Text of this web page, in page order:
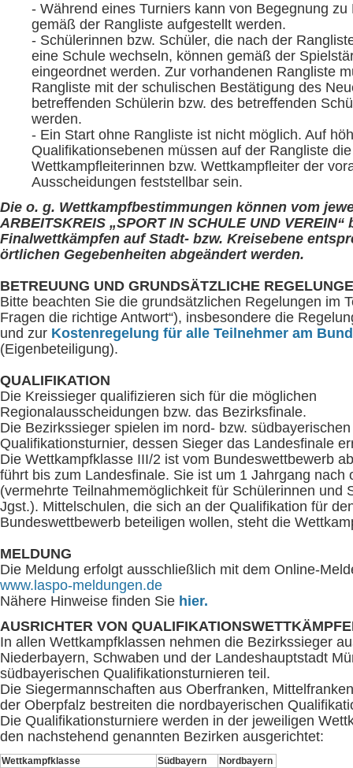
- Während eines Turniers kann von Begegnung zu
gemäß der Rangliste aufgestellt werden.
- Schülerinnen bzw. Schüler, die nach der
eine Schule wechseln, können gemäß der
eingeordnet werden. Zur vorhandenen Rangliste
Rangliste mit der schulischen Bestätigung des
betreffenden Schülerin bzw. des betreffenden
werden.
- Ein Start ohne Rangliste ist nicht möglich. Auf
Qualifikationsebenen müssen auf der Rangliste
Wettkampfleiterinnen bzw. Wettkampfleiter der
Ausscheidungen feststellbar sein.
Die o. g. Wettkampfbestimmungen können vom
ARBEITSKREIS „SPORT IN SCHULE UND VEREIN“
Finalwettkämpfen auf Stadt- bzw. Kreisebene
örtlichen Gegebenheiten abgeändert werden.
BETREUUNG UND GRUNDSÄTZLICHE
Bitte beachten Sie die grundsätzlichen Regelungen im
Fragen die richtige Antwort“), insbesondere die
und zur Kostenregelung für alle Teilnehmer am
(Eigenbeteiligung).
QUALIFIKATION
Die Kreissieger qualifizieren sich für die möglichen
Regionalausscheidungen bzw. das Bezirksfinale.
Die Bezirkssieger spielen im nord- bzw. südbayerischen
Qualifikationsturnier, dessen Sieger das Landesfinale
Die Wettkampfklasse III/2 ist vom Bundeswettbewerb
führt bis zum Landesfinale. Sie ist um 1 Jahrgang nach
(vermehrte Teilnahmemöglichkeit für Schülerinnen und
Jgst.). Mittelschulen, die sich an der Qualifikation für
Bundeswettbewerb beteiligen wollen, steht die
MELDUNG
Die Meldung erfolgt ausschließlich mit dem Online-
www.laspo-meldungen.de
Nähere Hinweise finden Sie hier.
AUSRICHTER VON
In allen Wettkampfklassen nehmen die Bezirkssieger
Niederbayern, Schwaben und der Landeshauptstadt
südbayerischen Qualifikationsturnieren teil.
Die Siegermannschaften aus Oberfranken,
der Oberpfalz bestreiten die nordbayerischen
Die Qualifikationsturniere werden in der jeweiligen
den nachstehend genannten Bezirken ausgerichtet:
Wettkampfklasse Südbayern
Nordbayern